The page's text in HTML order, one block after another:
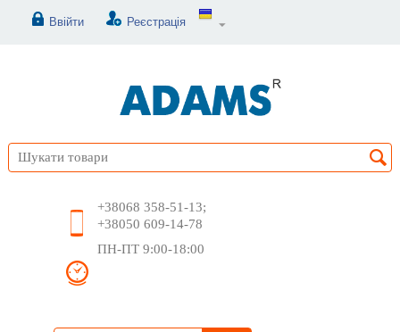
Ввійти Реєстрація
+38068 358-51-13;
+38050 609-14-78
ПН-ПТ 9:00-18:00